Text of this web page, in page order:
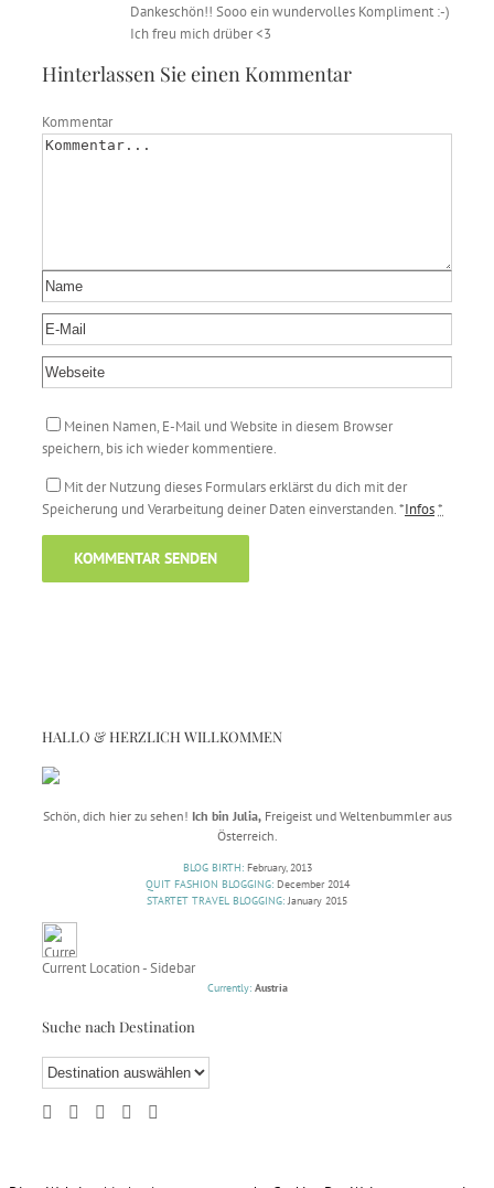
Dankeschön!! Sooo ein wundervolles Kompliment :-)
Ich freu mich drüber <3
Hinterlassen Sie einen Kommentar
Kommentar
Meinen Namen, E-Mail und Website in diesem Browser
speichern, bis ich wieder kommentiere.
Mit der Nutzung dieses Formulars erklärst du dich mit der
Speicherung und Verarbeitung deiner Daten einverstanden. *Infos*
HALLO & HERZLICH WILLKOMMEN
Schön, dich hier zu sehen! Ich bin Julia,Freigeist und Weltenbummler aus
Österreich.
BLOG BIRTH:February, 2013
QUIT FASHION BLOGGING:December 2014
STARTET TRAVEL BLOGGING:January 2015
Current Location - Sidebar
Currently: Austria
Suche nach Destination